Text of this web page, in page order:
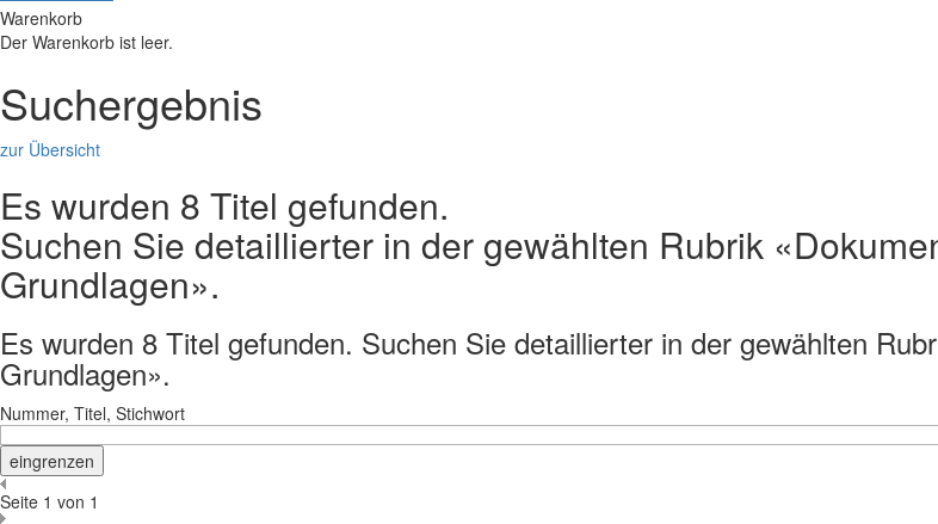
Warenkorb
Der Warenkorb ist leer.
Suchergebnis
zur Übersicht
Es wurden 8 Titel gefunden.
Suchen Sie detaillierter in der gewählten Rubrik
Grundlagen».
Es wurden 8 Titel gefunden. Suchen Sie detaillierter in der gewählten
Grundlagen».
Nummer, Titel, Stichwort
Seite 1 von 1